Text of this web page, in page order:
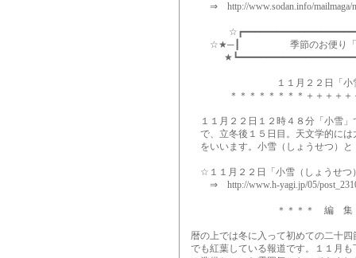
⇒ http://www.sodan.info/mailmaga/
☆★─┃ 季節のお便り「
１１月２２日「小雪（し
＊＊＊＊＊＊＊＊＋＋＋＋＋＋
１１月２２日１２時４８分「小雪」
で、立冬後１５日目。天文学的には
をいいます。小雪（しょうせつ）と
☆１１月２２日「小雪（しょうせつ
⇒ http://www.h-yagi.jp/05/
＊＊＊＊ 編 集 後
暦の上では冬に入って初めての二十
でも紅葉している報道です。１１月